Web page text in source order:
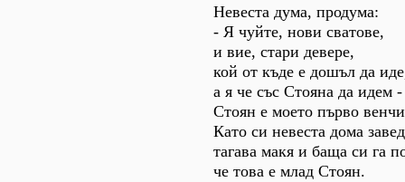
Невеста дума, продума:
- Я чуйте, нови сватове,
и вие, стари девере,
кой от къде е дошъл да
а я че със Стояна да идем -
Стоян е моето първо
Като си невеста дома
тагава макя и баща си га
че това е млад Стоян.